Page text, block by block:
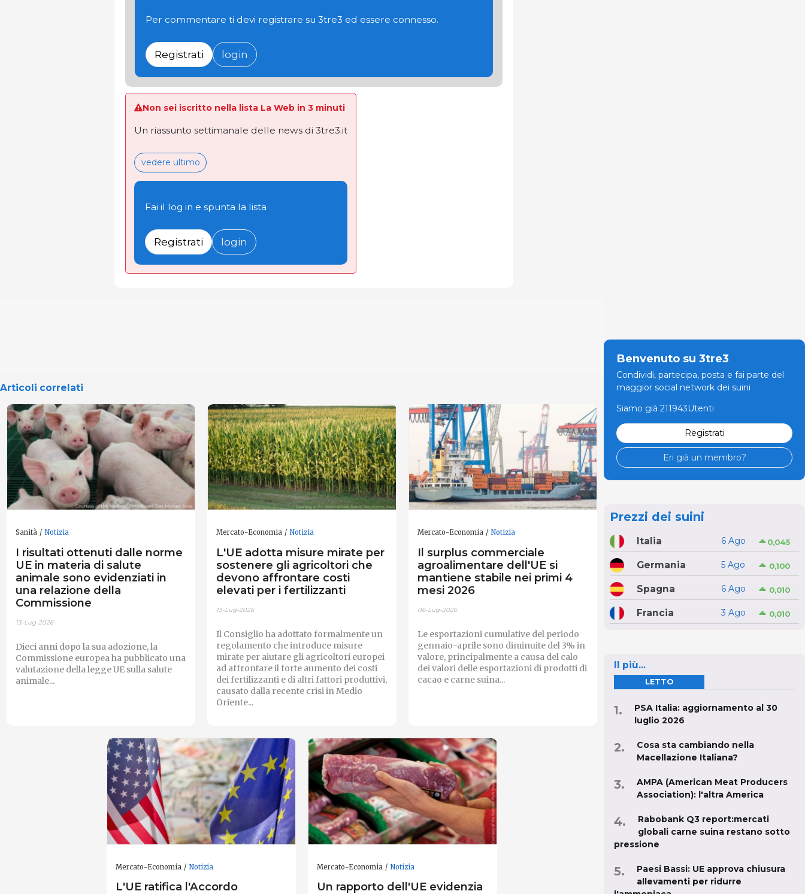
Per commentare ti devi registrare su 3tre3 ed essere connesso.
Registrati login
Non sei iscritto nella lista La Web in 3 minuti
Un riassunto settimanale delle news di 3tre3.it
vedere ultimo
Fai il log in e spunta la lista
Registrati login
Articoli correlati
Sanità Notizia
I risultati ottenuti dalle norme
UE in materia di salute
animale sono evidenziati in
una relazione della
Commissione
13-Lug-2026
Dieci anni dopo la sua adozione, la
Commissione europea ha pubblicato una
valutazione della legge UE sulla salute
animale...
Mercato-Economia Notizia
L'UE adotta misure mirate per
sostenere gli agricoltori che
devono affrontare costi
elevati per i fertilizzanti
13-Lug-2026
Il Consiglio ha adottato formalmente un
regolamento che introduce misure
mirate per aiutare gli agricoltori europei
ad affrontare il forte aumento dei costi
dei fertilizzanti e di altri fattori produttivi,
causato dalla recente crisi in Medio
Oriente...
Mercato-Economia Notizia
Il surplus commerciale
agroalimentare dell'UE si
mantiene stabile nei primi 4
mesi 2026
06-Lug-2026
Le esportazioni cumulative del periodo
gennaio-aprile sono diminuite del 3% in
valore, principalmente a causa del calo
dei valori delle esportazioni di prodotti di
cacao e carne suina...
Mercato-Economia Notizia
L'UE ratifica l'Accordo
Mercato-Economia Notizia
Un rapporto dell'UE evidenzia
Benvenuto su 3tre3
Condividi, partecipa, posta e fai parte del
maggior social network dei suini
Siamo già 211943Utenti
Registrati
Eri già un membro?
Prezzi dei suini
Italia 6 Ago 0,045
Germania 5 Ago 0,100
Spagna 6 Ago 0,010
Francia 3 Ago 0,010
Il più...
LETTO
PSA Italia: aggiornamento al 30
luglio 2026
Cosa sta cambiando nella
Macellazione Italiana?
AMPA (American Meat Producers
Association): l'altra America
Rabobank Q3 report:mercati
globali carne suina restano sotto
pressione
Paesi Bassi: UE approva chiusura
allevamenti per ridurre